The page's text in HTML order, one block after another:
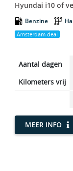
Hyundai i10 of
Benzine
Amsterdam deal
Aantal dagen
Kilometers vrij
MEER INFO